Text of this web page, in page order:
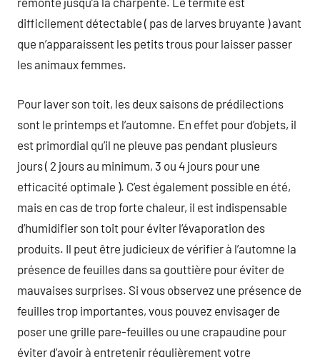
difficilement détectable ( pas de larves bruyante ) avant
que n’apparaissent les petits trous pour laisser passer
les animaux femmes.
Pour laver son toit, les deux saisons de prédilections
sont le printemps et l’automne. En effet pour d’objets, il
est primordial qu’il ne pleuve pas pendant plusieurs
jours ( 2 jours au minimum, 3 ou 4 jours pour une
efficacité optimale ). C’est également possible en été,
mais en cas de trop forte chaleur, il est indispensable
d’humidifier son toit pour éviter l’évaporation des
produits. Il peut être judicieux de vérifier à l’automne la
présence de feuilles dans sa gouttière pour éviter de
mauvaises surprises. Si vous observez une présence de
feuilles trop importantes, vous pouvez envisager de
poser une grille pare-feuilles ou une crapaudine pour
éviter d’avoir à entretenir régulièrement votre